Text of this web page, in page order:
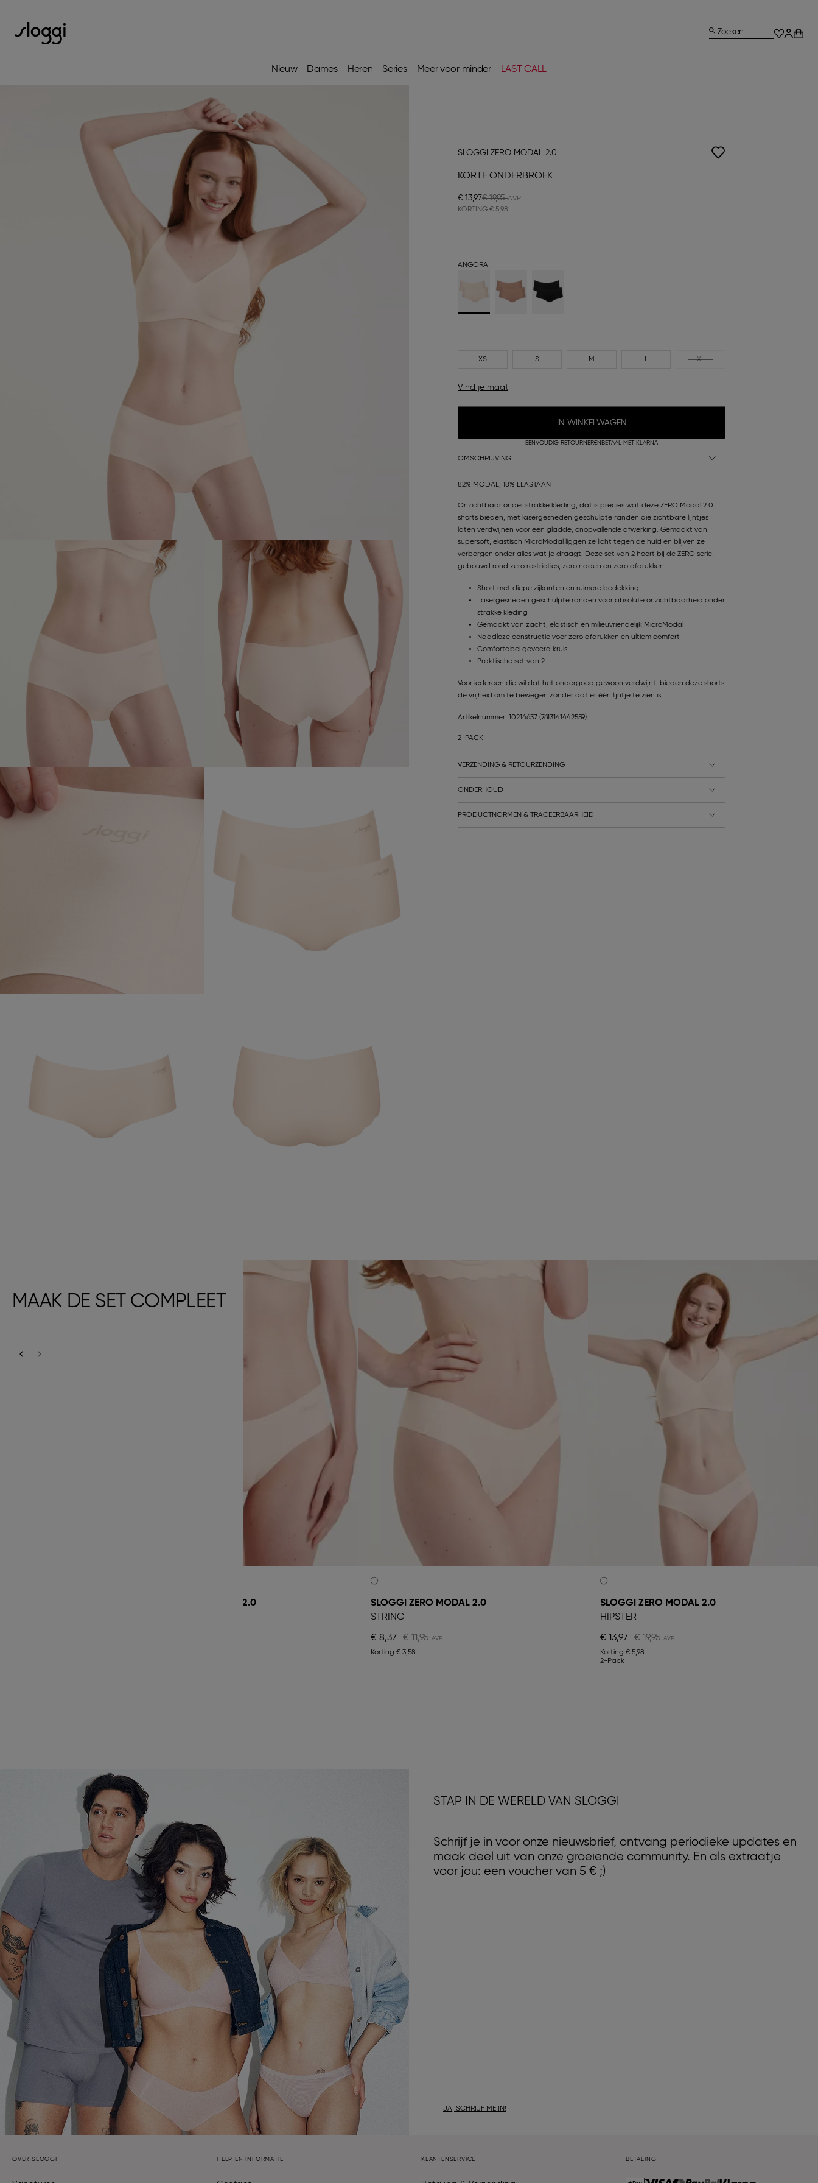
Nieuw Dames Heren Series Meer voor minder LAST CALL
Zoeken
SLOGGI ZERO MODAL 2.0
KORTE ONDERBROEK
€ 13,97€ 19,95
KORTING € 5,98
ANGORA
XS S M L XL
Vind je maat
IN WINKELWAGEN
EENVOUDIG RETOURNEREN BETAAL MET KLARNA
OMSCHRIJVING
82% MODAL, 18% ELASTAAN
Onzichtbaar onder strakke kleding, dat is precies wat deze ZERO Modal 2.0
shorts bieden, met lasergesneden geschulpte randen die zichtbare lijntjes
laten verdwijnen voor een gladde, onopvallende afwerking. Gemaakt van
supersoft, elastisch MicroModal liggen ze licht tegen de huid en blijven ze
verborgen onder alles wat je draagt. Deze set van 2 hoort bij de ZERO serie,
gebouwd rond zero restricties, zero naden en zero afdrukken.
Short met diepe zijkanten en ruimere bedekking
Lasergesneden geschulpte randen voor absolute onzichtbaarheid onder
strakke kleding
Gemaakt van zacht, elastisch en milieuvriendelijk MicroModal
Naadloze constructie voor zero afdrukken en ultiem comfort
Comfortabel gevoerd kruis
Praktische set van 2
Voor iedereen die wil dat het ondergoed gewoon verdwijnt, bieden deze shorts
de vrijheid om te bewegen zonder dat er één lijntje te zien is.
Artikelnummer: 10214637 (7613141442559)
2-PACK
VERZENDING & RETOURZENDING
ONDERHOUD
PRODUCTNORMEN & TRACEERBAARHEID
MAAK DE SET COMPLEET
SLOGGI ZERO MODAL 2.0
SLOGGI ZERO MODAL 2.0
STRING
€ 8,37 € 11,95
Korting € 3,58
SLOGGI ZERO MODAL 2.0
HIPSTER
€ 13,97 € 19,95
Korting€ 5,98
2-Pack
STAP IN DE WERELD VAN SLOGGI
Schrijf je in voor onze nieuwsbrief, ontvang periodieke updates en
maak deel uit van onze groeiende community. En als extraatje
voor jou: een voucher van 5 € ;)
JA, SCHRIJF ME IN!
OVER SLOGGI HELP EN INFORMATIE KLANTENSERVICE BETALING